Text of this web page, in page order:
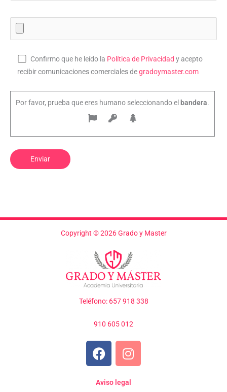
Confirmo que he leído la Política de Privacidad y acepto
recibir comunicaciones comerciales degradoymaster.com
Por favor, prueba que eres humano seleccionando el bandera.
Copyright © 2026 Grado y Master
Teléfono: 657 918 338
910 605 012
F
a
e
I
n
t
Aviso legal